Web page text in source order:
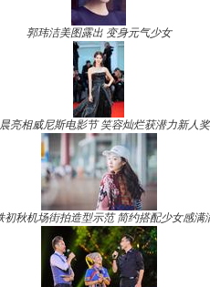
郭玮洁美图露出 变身元气少女
亮相威尼斯电影节 笑容灿烂获潜力新人奖
初秋机场街拍造型示范 简约搭配少女感满